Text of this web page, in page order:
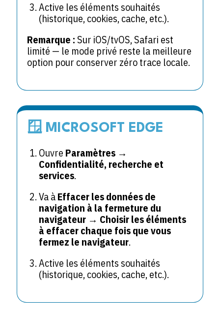
Active les éléments souhaités
(historique, cookies, cache, etc.).
Remarque :Sur iOS/tvOS, Safari est
limité — le mode privé reste la meilleure
option pour conserver zéro trace locale.
🪟 MICROSOFT EDGE
Ouvre Paramètres →
Confidentialité, recherche et
services.
Va àEffacer les données de
navigation à la fermeture du
navigateur→ Choisir les éléments
à effacer chaque fois que vous
fermez le navigateur.
Active les éléments souhaités
(historique, cookies, cache, etc.).